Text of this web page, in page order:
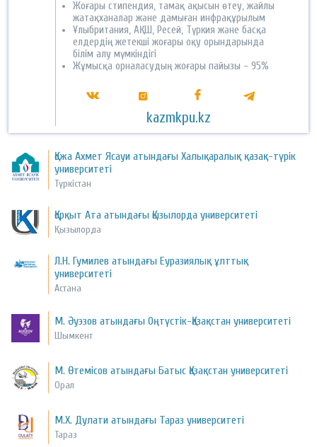
Жоғары стипендия, тамақ ақысын өтеу, жайлы
жатақханалар және дамыған инфрақұрылым
Ұлыбритания, АҚШ, Ресей, Түркия және басқа
елдердің жетекші жоғары оқу орындарында
білім алу мүмкіндігі
Жұмысқа орналасудың жоғары пайызы - 95%
kazmkpu.kz
Қожа Ахмет Ясауи атындағы Халықаралық қазақ-түрік
университеті
Түркістан
Қорқыт Ата атындағы Қызылорда университеті
Қызылорда
Л.Н. Гумилев атындағы Еуразиялық ұлттық
университеті
Астана
М. Әуэзов атындағы Оңтүстік-Қазақстан университеті
Шымкент
М. Өтемісов атындағы Батыс Қазақстан университеті
Орал
М.Х. Дулати атындағы Тараз университеті
Тараз